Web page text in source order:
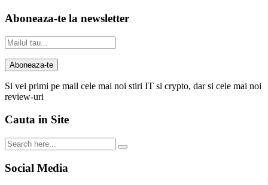
Aboneaza-te la newsletter
Si vei primi pe mail cele mai noi stiri IT si crypto, dar si cele mai noi
review-uri
Cauta in Site
Social Media